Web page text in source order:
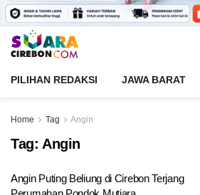
PILIHAN REDAKSI JAWA BARAT
Home Tag Angin
Tag: Angin
Angin Puting Beliung di Cirebon Terjang